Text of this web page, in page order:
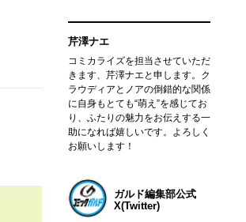
芹澤ナエ
コミカライズを担当させていただ
きます、芹澤ナエと申します。ク
ラウディアとノアの倒錯的な関係
に自身もとても“萌え”を感じてお
り、ふたりの魅力をお伝えする一
助になれば嬉しいです。よろしく
お願いします！
ガルド編集部公式
X(Twitter)